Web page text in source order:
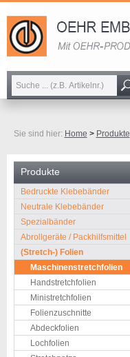
Sie sind hier: Home > Produkte
Produkte
Navigation
überspringen
Bedruckte Klebebänder
Neutrale Klebebänder
Spezialbänder
Abrollgeräte / Packhilfsmittel
(Stretch-) Folien
Maschinenstretchfolien
Handstretchfolien
Ministretchfolien
Folienzuschnitte
Abdeckfolien
Lochfolien